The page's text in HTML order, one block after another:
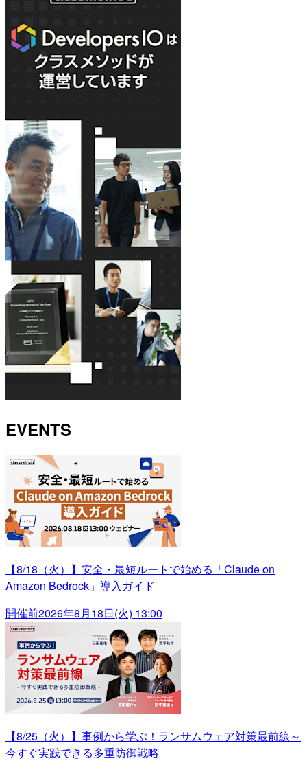
EVENTS
【8/18（火）】安全・最短ルートで始める「Claude on
Amazon Bedrock」導入ガイド
開催前2026年8月18日(火) 13:00
【8/25（火）】事例から学ぶ！ランサムウェア対策最前線～
今すぐ実践できる多重防御戦略